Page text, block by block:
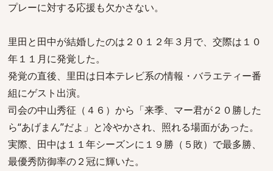
プレーに対する応援も欠かさない。
里田と田中が結婚したのは２０１２年３月で、交際は１０
年１１月に発覚した。
発覚の直後、里田は日本テレビ系の情報・バラエティー番
組にゲスト出演。
司会の中山秀征（４６）から「来季、マー君が２０勝した
ら“あげまん”だよ」と冷やかされ、照れる場面があった。
実際、田中は１１年シーズンに１９勝（５敗）で最多勝、
最優秀防御率の２冠に輝いた。